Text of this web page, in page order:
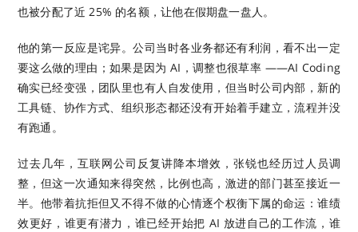
也被分配了近 25% 的名额，让他在假期盘一盘人。
他的第一反应是诧异。公司当时各业务都还有利润，看不出一定
要这么做的理由；如果是因为 AI，调整也很草率 ——AI Coding
确实已经变强，团队里也有人自发使用，但当时公司内部，新的
工具链、协作方式、组织形态都还没有开始着手建立，流程并没
有跑通。
过去几年，互联网公司反复讲降本增效，张锐也经历过人员调
整，但这一次通知来得突然，比例也高，激进的部门甚至接近一
半。他带着抗拒但又不得不做的心情逐个权衡下属的命运：谁绩
效更好，谁更有潜力，谁已经开始把 AI 放进自己的工作流，谁